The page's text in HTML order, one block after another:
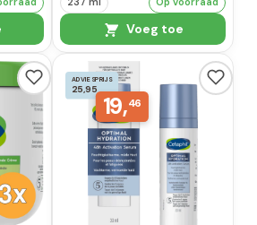
Voeg toe
ADVIESPRIJS
25,95
19,46